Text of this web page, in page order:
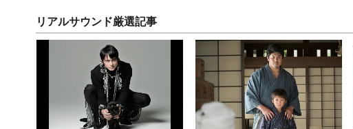
リアルサウンド厳選記事